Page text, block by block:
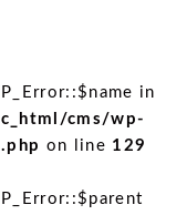
in
cms/wp-
on line 129